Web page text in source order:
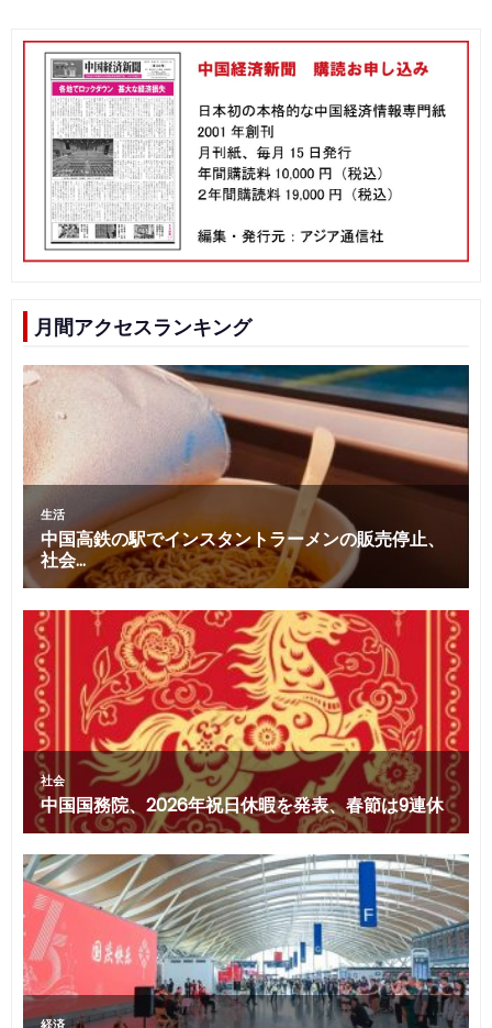
月間アクセスランキング